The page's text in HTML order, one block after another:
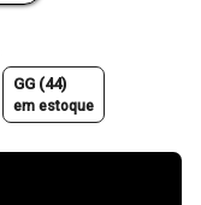
GG (44)
em estoque